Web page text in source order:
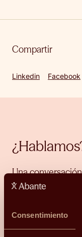
Consentimiento
Compartir
Linkedin Facebook
Una
claridad.
Hola, me llamo
es